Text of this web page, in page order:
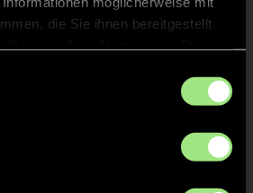
die Sie ihnen bereitgestellt